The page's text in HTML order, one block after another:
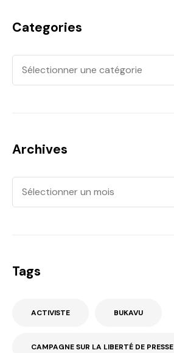
Categories
Archives
Tags
ACTIVISTE BUKAVU
CAMPAGNE SUR LA LIBERTÉ DE PRESSE